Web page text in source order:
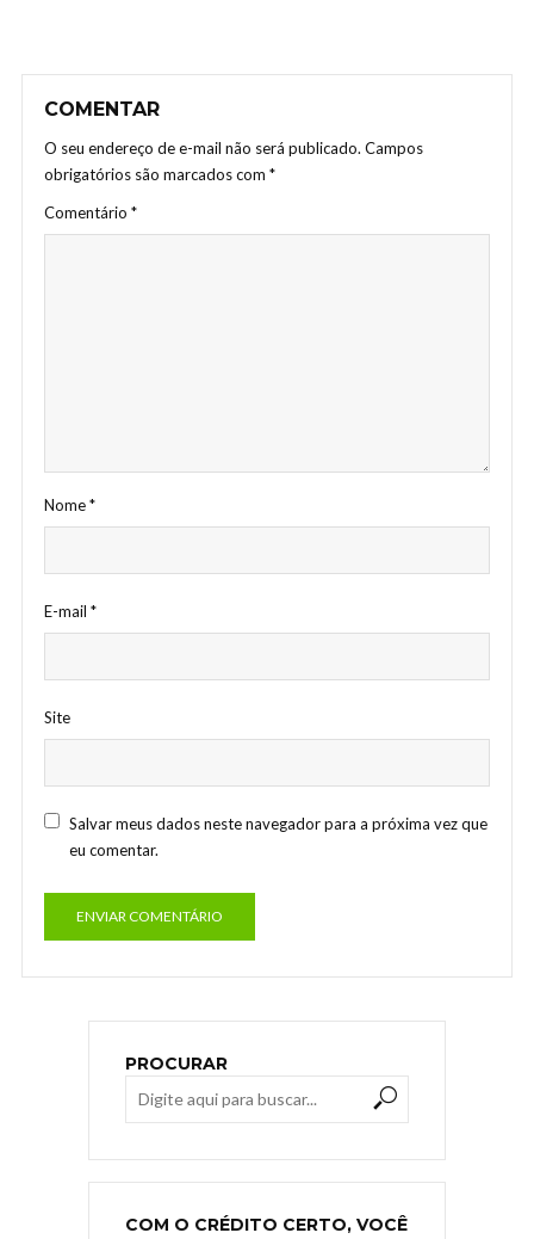
COMENTAR
O seu endereço de e-mail não será publicado. Campos
obrigatórios são marcados com *
Comentário *
Nome*
E-mail *
Site
Salvar meus dados neste navegador para a próxima vez que
eu comentar.
PROCURAR
COM O CRÉDITO CERTO, VOCÊ